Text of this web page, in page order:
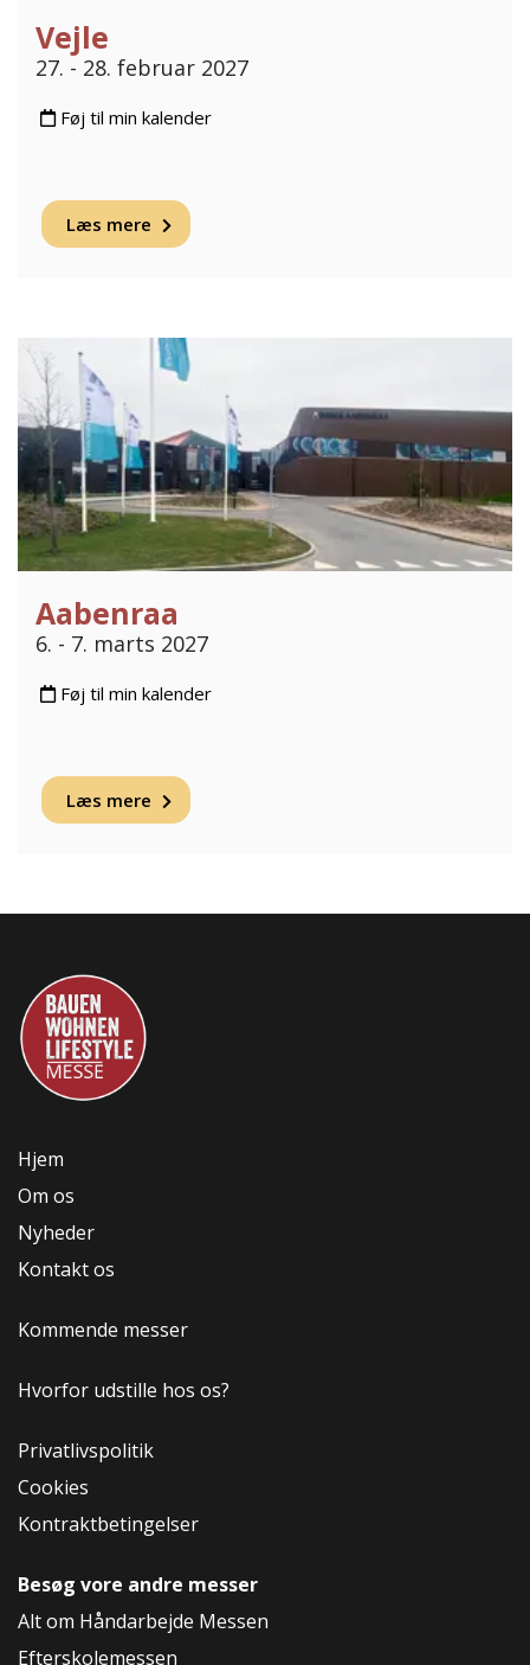
Vejle
27. - 28. februar 2027
Føj til min kalender
Læs mere
Aabenraa
6. - 7. marts 2027
Føj til min kalender
Læs mere
Hjem
Om os
Nyheder
Kontakt os
Kommende messer
Hvorfor udstille hos os?
Privatlivspolitik
Cookies
Kontraktbetingelser
Besøg vore andre messer
Alt om Håndarbejde Messen
Efterskolemessen